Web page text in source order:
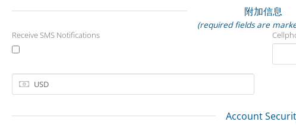
附加信息
(required fields are
Receive SMS Notifications
Account